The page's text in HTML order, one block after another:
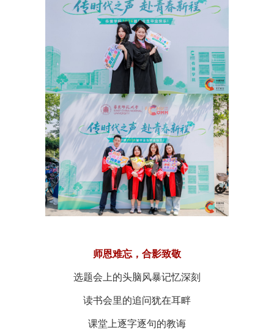
师恩难忘，合影致敬
选题会上的头脑风暴记忆深刻
读书会里的追问犹在耳畔
课堂上逐字逐句的教诲